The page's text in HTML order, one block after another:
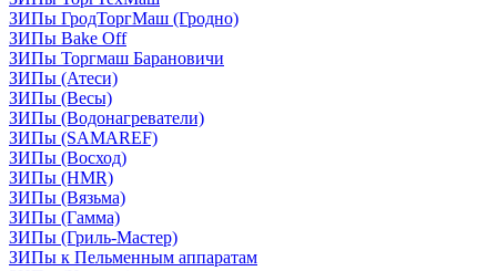
ЗИПы ГродТоргМаш (Гродно)
ЗИПы Bake Off
ЗИПы Торгмаш Барановичи
ЗИПы (Атеси)
ЗИПы (Весы)
ЗИПы (Водонагреватели)
ЗИПы (SAMAREF)
ЗИПы (Восход)
ЗИПы (HMR)
ЗИПы (Вязьма)
ЗИПы (Гамма)
ЗИПы (Гриль-Мастер)
ЗИПы к Пельменным аппаратам